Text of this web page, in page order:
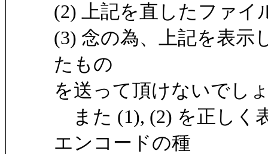
(2) 上記を直したファイ
(3) 念の為、上記を表示
たもの
を送って頂けないでし
また (1), (2) を正しく
エンコードの種